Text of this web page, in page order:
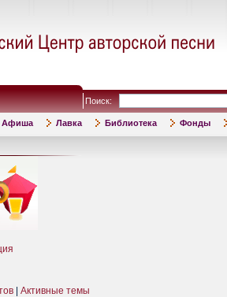
Поиск:
Афиша Лавка Библиотека Фонды
Активные темы